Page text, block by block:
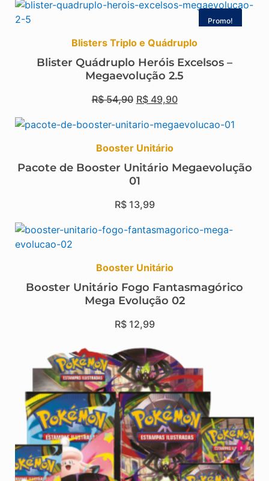
Promo!
Blisters Triplo e Quádruplo
Blister Quádruplo Heróis Excelsos –
Megaevolução 2.5
R$54,90 R$49,90
Booster Unitário
Pacote de Booster Unitário Megaevolução
01
R$13,99
Booster Unitário
Booster Unitário Fogo Fantasmagórico
Mega Evolução 02
R$12,99